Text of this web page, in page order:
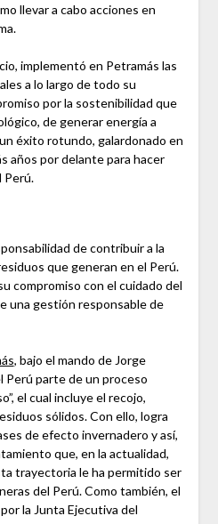
llevar a cabo acciones en
implementó en Petramás las
a lo largo de todo su
por la sostenibilidad que
de generar energía a
éxito rotundo, galardonado en
años por delante para hacer
Perú.
de contribuir a la
que generan en el Perú.
compromiso con el cuidado del
una gestión responsable de
, bajo el mando de Jorge
Perú parte de un proceso
el cual incluye el recojo,
sólidos. Con ello, logra
de efecto invernadero y así,
que, en la actualidad,
trayectoria le ha permitido ser
del Perú. Como también, el
la Junta Ejecutiva del